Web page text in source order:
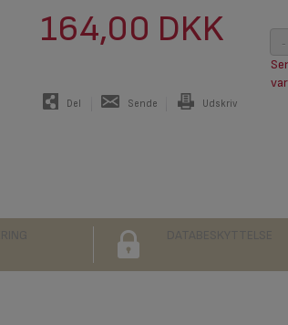
164,00 DKK -
Del Sende Udskriv